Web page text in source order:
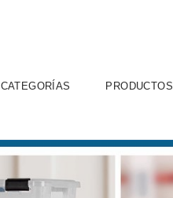
CATEGORÍAS PRODUCTOS